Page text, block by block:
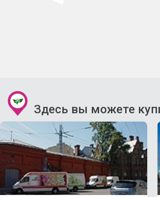
Здесь вы можете